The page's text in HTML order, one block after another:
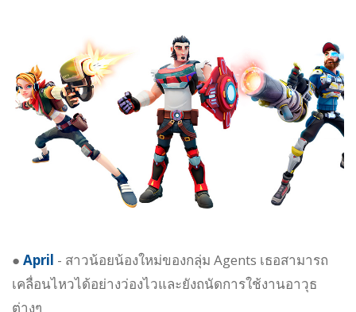
● April - สาวน้อยน้องใหม่ของกลุ่ม Agents เธอสามารถ
เคลื่อนไหวได้อย่างว่องไวและยังถนัดการใช้งานอาวุธ
ต่างๆ